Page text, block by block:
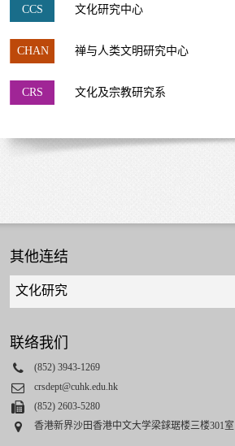
CCS 文化研究中心
CHAN 禅与人类文明研究中心
CRS 文化及宗教研究系
其他连结
Quick
links
select
联络我们
Phone
(852) 3943-1269
Email
crsdept@cuhk.edu.hk
Fax(852) 2603-5280
Address
香港新界沙田香港中文大学梁銶琚楼三楼301室